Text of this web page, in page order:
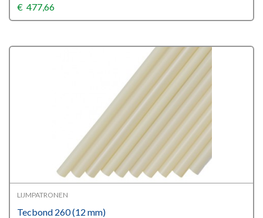
€ 477,66
LIJMPATRONEN
Tecbond 260 (12 mm)